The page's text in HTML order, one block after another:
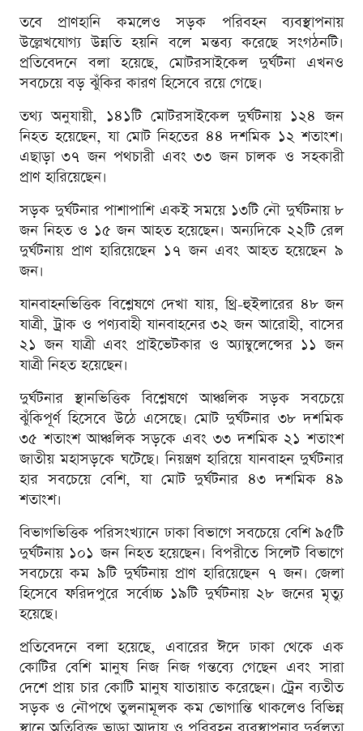
তবে প্রাণহানি কমলেও সড়ক পরিবহন ব্যবস্থাপনায়
উল্লেখযোগ্য উন্নতি হয়নি বলে মন্তব্য করেছে সংগঠনটি।
প্রতিবেদনে বলা হয়েছে, মোটরসাইকেল দুর্ঘটনা এখনও
সবচেয়ে বড় ঝুঁকির কারণ হিসেবে রয়ে গেছে।
তথ্য অনুযায়ী, ১৪১টি মোটরসাইকেল দুর্ঘটনায় ১২৪ জন
নিহত হয়েছেন, যা মোট নিহতের ৪৪ দশমিক ১২ শতাংশ।
এছাড়া ৩৭ জন পথচারী এবং ৩৩ জন চালক ও সহকারী
প্রাণ হারিয়েছেন।
সড়ক দুর্ঘটনার পাশাপাশি একই সময়ে ১৩টি নৌ দুর্ঘটনায় ৮
জন নিহত ও ১৫ জন আহত হয়েছেন। অন্যদিকে ২২টি রেল
দুর্ঘটনায় প্রাণ হারিয়েছেন ১৭ জন এবং আহত হয়েছেন ৯
জন।
যানবাহনভিত্তিক বিশ্লেষণে দেখা যায়, থ্রি-হুইলারের ৪৮ জন
যাত্রী, ট্রাক ও পণ্যবাহী যানবাহনের ৩২ জন আরোহী, বাসের
২১ জন যাত্রী এবং প্রাইভেটকার ও অ্যাম্বুলেন্সের ১১ জন
যাত্রী নিহত হয়েছেন।
দুর্ঘটনার স্থানভিত্তিক বিশ্লেষণে আঞ্চলিক সড়ক সবচেয়ে
ঝুঁকিপূর্ণ হিসেবে উঠে এসেছে। মোট দুর্ঘটনার ৩৮ দশমিক
৩৫ শতাংশ আঞ্চলিক সড়কে এবং ৩৩ দশমিক ২১ শতাংশ
জাতীয় মহাসড়কে ঘটেছে। নিয়ন্ত্রণ হারিয়ে যানবাহন দুর্ঘটনার
হার সবচেয়ে বেশি, যা মোট দুর্ঘটনার ৪৩ দশমিক ৪৯
শতাংশ।
বিভাগভিত্তিক পরিসংখ্যানে ঢাকা বিভাগে সবচেয়ে বেশি ৯৫টি
দুর্ঘটনায় ১০১ জন নিহত হয়েছেন। বিপরীতে সিলেট বিভাগে
সবচেয়ে কম ৯টি দুর্ঘটনায় প্রাণ হারিয়েছেন ৭ জন। জেলা
হিসেবে ফরিদপুরে সর্বোচ্চ ১৯টি দুর্ঘটনায় ২৮ জনের মৃত্যু
হয়েছে।
প্রতিবেদনে বলা হয়েছে, এবারের ঈদে ঢাকা থেকে এক
কোটির বেশি মানুষ নিজ নিজ গন্তব্যে গেছেন এবং সারা
দেশে প্রায় চার কোটি মানুষ যাতায়াত করেছেন। ট্রেন ব্যতীত
সড়ক ও নৌপথে তুলনামূলক কম ভোগান্তি থাকলেও বিভিন্ন